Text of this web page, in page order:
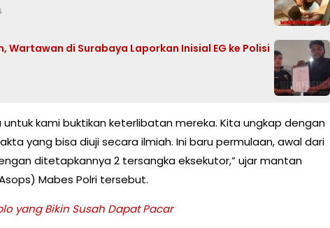
Wartawan di Surabaya Laporkan Inisial EG ke Polisi
untuk kami buktikan keterlibatan mereka. Kita ungkap dengan
yang bisa diuji secara ilmiah. Ini baru permulaan, awal dari
ditetapkannya 2 tersangka eksekutor,” ujar mantan
Mabes Polri tersebut.
yang Bikin Susah Dapat Pacar